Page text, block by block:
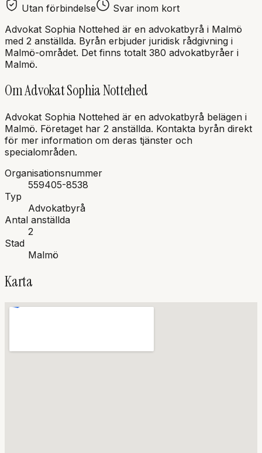
Utan förbindelse
Svar inom kort
Advokat Sophia Nottehed är en advokatbyrå i Malmö
med 2 anställda. Byrån erbjuder juridisk rådgivning i
Malmö-området. Det finns totalt 380 advokatbyråer i
Malmö.
OmAdvokat Sophia Nottehed
Advokat Sophia Nottehed är en advokatbyrå belägen i
Malmö. Företaget har 2 anställda. Kontakta byrån direkt
för mer information om deras tjänster och
specialområden.
Organisationsnummer
559405-8538
Typ
Advokatbyrå
Antal anställda
2
Stad
Malmö
Karta